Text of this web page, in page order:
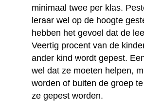
minimaal twee per klas.
leraar wel op de hoogte
hebben het gevoel dat de
Veertig procent van de
ander kind wordt gepest.
wel dat ze moeten helpen,
worden of buiten de groep
ze gepest worden.